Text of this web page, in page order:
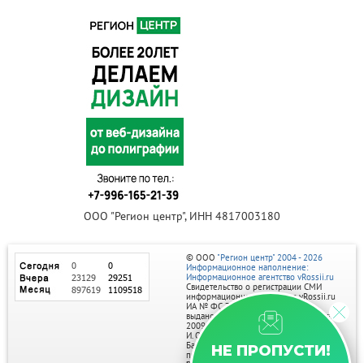
ООО "Регион центр", ИНН 4817003180
НЕ ПРОПУСТИ!
© ООО "Регион центр" 2004 - 2026
Информационное наполнение:
Информационное агентство vRossii.ru
Свидетельство о регистрации СМИ
информационного агентства vRossii.ru
ИА № ФС 77‑35502
выдано РОСКОМНАДЗОРом 04 марта
2009г.
И. О. Главного редактора Нарыков А. Н.
Баннеры на портале размещаются на
правах рекламы.